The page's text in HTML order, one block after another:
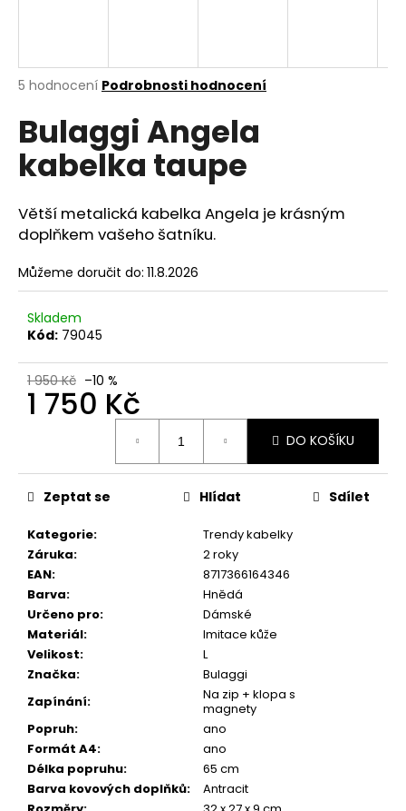
Průměrné
produktu
je
4,6
hvězdiček.
5 hodnocení Podrobnosti hodnocení
Bulaggi Angela
kabelka taupe
Větší metalická kabelka Angela je krásným
doplňkem vašeho šatníku.
Můžeme doručit do: 11.8.2026
Skladem
Kód: 79045
1 950 Kč –10 %
1 750 Kč
DO KOŠÍKU
Kategorie:
Trendy kabelky
Záruka:
2 roky
EAN:
8717366164346
Barva:
Hnědá
Určeno pro:
Dámské
Materiál:
Imitace kůže
Velikost:
L
Značka:
Bulaggi
Zapínání:
Na zip + klopa s
magnety
Popruh:
ano
Formát A4:
ano
Délka popruhu:
65 cm
Barva kovových doplňků:
Antracit
Zeptat se Hlídat Sdílet
í
t
?
HLEDAT
D
o
p
r
u
e
m
e